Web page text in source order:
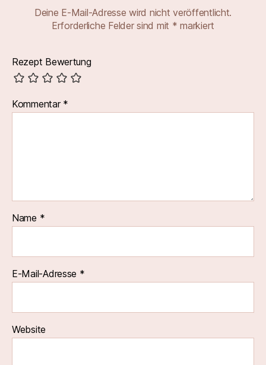
Deine E-Mail-Adresse wird nicht veröffentlicht.
Erforderliche Felder sind mit * markiert
Rezept Bewertung
Kommentar *
Name *
E-Mail-Adresse *
Website